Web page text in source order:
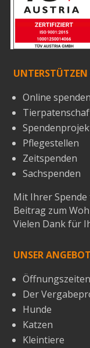
UNTERSTÜTZEN
Online spenden
Pflegestellen
Zeitspenden
Sachspenden
Mit Ihrer
Beitrag zum
Vielen Dank für
UNSER ANGEBOT
Der
Hunde
Katzen
Kleintiere